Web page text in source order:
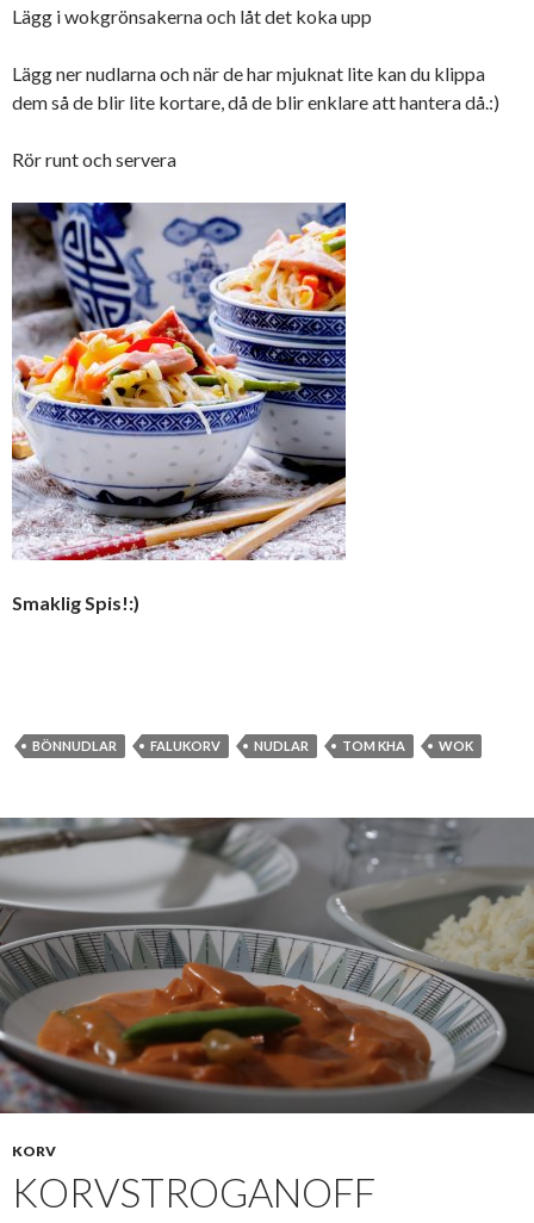
Lägg i wokgrönsakerna och låt det koka upp
Lägg ner nudlarna och när de har mjuknat lite kan du klippa
dem så de blir lite kortare, då de blir enklare att hantera då.:)
Rör runt och servera
Smaklig Spis!:)
BÖNNUDLAR FALUKORV NUDLAR TOM KHA WOK
KORV
KORVSTROGANOFF